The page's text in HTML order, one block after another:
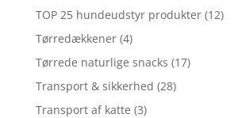
TOP 25 hundeudstyr produkter (12)
Tørredækkener (4)
Tørrede naturlige snacks (17)
Transport & sikkerhed (28)
Transport af katte (3)